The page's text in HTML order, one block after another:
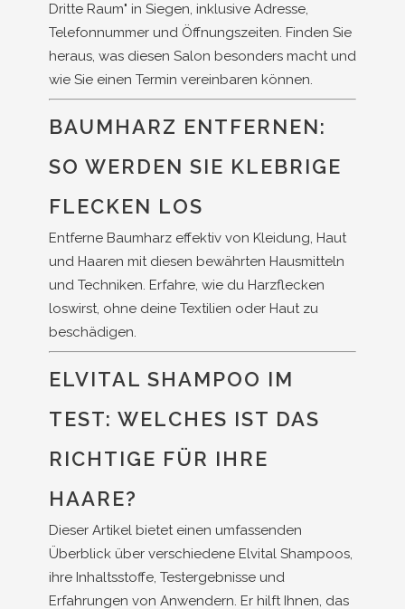
Dritte Raum" in Siegen, inklusive Adresse,
Telefonnummer und Öffnungszeiten. Finden Sie
heraus, was diesen Salon besonders macht und
wie Sie einen Termin vereinbaren können.
BAUMHARZ ENTFERNEN:
SO WERDEN SIE KLEBRIGE
FLECKEN LOS
Entferne Baumharz effektiv von Kleidung, Haut
und Haaren mit diesen bewährten Hausmitteln
und Techniken. Erfahre, wie du Harzflecken
loswirst, ohne deine Textilien oder Haut zu
beschädigen.
ELVITAL SHAMPOO IM
TEST: WELCHES IST DAS
RICHTIGE FÜR IHRE
HAARE?
Dieser Artikel bietet einen umfassenden
Überblick über verschiedene Elvital Shampoos,
ihre Inhaltsstoffe, Testergebnisse und
Erfahrungen von Anwendern. Er hilft Ihnen, das